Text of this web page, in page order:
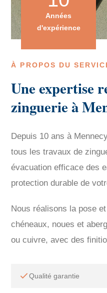
À PROPOS DU
Une expertise
zinguerie à
Depuis 10 ans à
tous les travaux de
évacuation efficace des
protection durable de
Nous réalisons la pose
chéneaux, noues et
ou cuivre, avec des
Qualité garantie
Années
d'expérience